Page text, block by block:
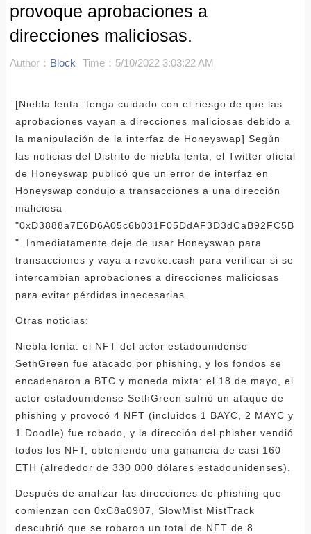
provoque aprobaciones a
direcciones maliciosas.
Author： Block Time：5/10/2022 3:03:22 AM
[Niebla lenta: tenga cuidado con el riesgo de que las
aprobaciones vayan a direcciones maliciosas debido a
la manipulación de la interfaz de Honeyswap] Según
las noticias del Distrito de niebla lenta, el Twitter oficial
de Honeyswap publicó que un error de interfaz en
Honeyswap condujo a transacciones a una dirección
maliciosa
"0xD3888a7E6D6A05c6b031F05DdAF3D3dCaB92FC5B
". Inmediatamente deje de usar Honeyswap para
transacciones y vaya a revoke.cash para verificar si se
intercambian aprobaciones a direcciones maliciosas
para evitar pérdidas innecesarias.
Otras noticias:
Niebla lenta: el NFT del actor estadounidense
SethGreen fue atacado por phishing, y los fondos se
encadenaron a BTC y moneda mixta: el 18 de mayo, el
actor estadounidense SethGreen sufrió un ataque de
phishing y provocó 4 NFT (incluidos 1 BAYC, 2 MAYC y
1 Doodle) fue robado, y la dirección del phisher vendió
todos los NFT, obteniendo una ganancia de casi 160
ETH (alrededor de 330 000 dólares estadounidenses).
Después de analizar las direcciones de phishing que
comienzan con 0xC8a0907, SlowMist MistTrack
descubrió que se robaron un total de NFT de 8